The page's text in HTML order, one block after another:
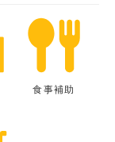
食事補助